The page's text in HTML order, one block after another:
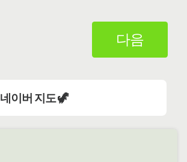
다음
네이버 지도 🦖